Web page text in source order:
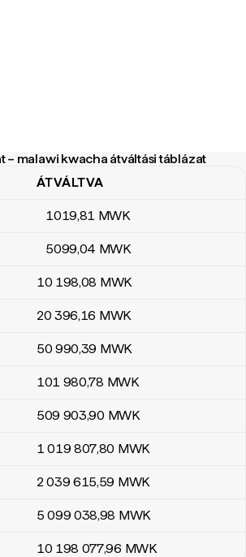
– malawi kwacha átváltási táblázat
malawi kwacha átváltási táblázat
ÁTVÁLTVA
1019,81 MWK
5099,04 MWK
10 198,08 MWK
20 396,16 MWK
50 990,39 MWK
101 980,78 MWK
509 903,90 MWK
1 019 807,80 MWK
2 039 615,59 MWK
5 099 038,98 MWK
10 198 077,96 MWK